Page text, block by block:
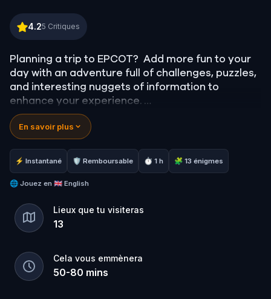
Exploring Epcot
4.25 Critiques
Planning a trip to EPCOT? Add more fun to your
day with an adventure full of challenges, puzzles,
and interesting nuggets of information to
enhance your experience.
Immerse yourself in the unique cultures on
display around the World Showcase as you
journey around the park.
**This quest can only be played during park
for Epcot as they may change daily**
En savoir plus
⚡ Instantané 🛡 Remboursable ⏱ 1 h 🧩 13 énigmes
🌐 Jouez en 🇬🇧 English
Lieux que tu visiteras
13
Cela vous emmènera
50-80 mins